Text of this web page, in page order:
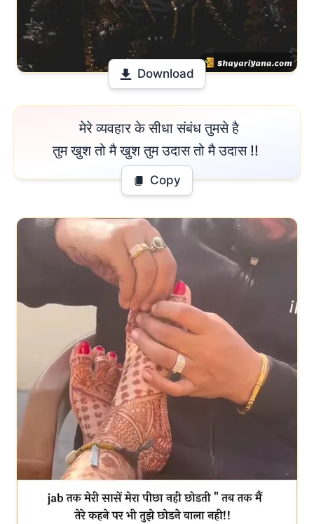
Download
मेरे व्यवहार के सीधा संबंध तुमसे है
तुम खुश तो मै खुश तुम उदास तो मै उदास !!
Copy